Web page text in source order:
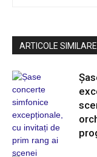
ARTICOLE SIMILARE